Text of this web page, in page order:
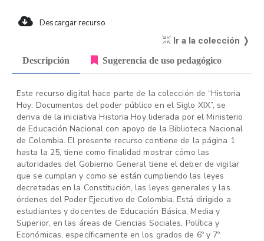
Descargar recurso
Ir a la colección ❭
Descripción Sugerencia de uso pedagógico
Este recurso digital hace parte de la colección de “Historia
Hoy: Documentos del poder público en el Siglo XIX”, se
deriva de la iniciativa Historia Hoy liderada por el Ministerio
de Educación Nacional con apoyo de la Biblioteca Nacional
de Colombia. El presente recurso contiene de la página 1
hasta la 25, tiene como finalidad mostrar cómo las
autoridades del Gobierno General tiene el deber de vigilar
que se cumplan y como se están cumpliendo las leyes
decretadas en la Constitución, las leyes generales y las
órdenes del Poder Ejecutivo de Colombia. Está dirigido a
estudiantes y docentes de Educación Básica, Media y
Superior, en las áreas de Ciencias Sociales, Política y
Económicas, específicamente en los grados de 6º y 7º.